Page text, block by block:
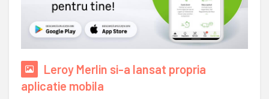
Leroy Merlin si-a lansat propria
aplicatie mobila